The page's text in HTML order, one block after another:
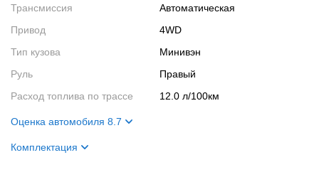
Трансмиссия
Автоматическая
Привод
4WD
Тип кузова
Минивэн
Руль
Правый
Расход топлива по трассе
12.0 л/100км
Оценка автомобиля 8.7
Внешний вид
Комплектация